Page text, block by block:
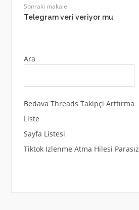
Sonraki makale
Telegram veri veriyor mu
Ara
Bedava Threads Takipçi Arttırma
Liste
Sayfa Listesi
Tiktok Izlenme Atma Hilesi Parasız